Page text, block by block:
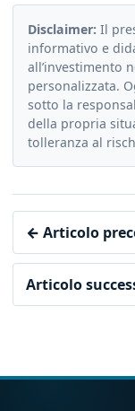
Disclaimer: Il
informativo e
all’investimento
personalizzata.
sotto la
della propria
tolleranza al
← Articolo
Articolo